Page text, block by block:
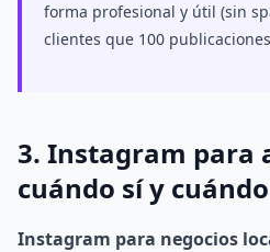
forma profesional y útil (sin
clientes que 100
3. Instagram para
cuándo sí y
Instagram para negocios